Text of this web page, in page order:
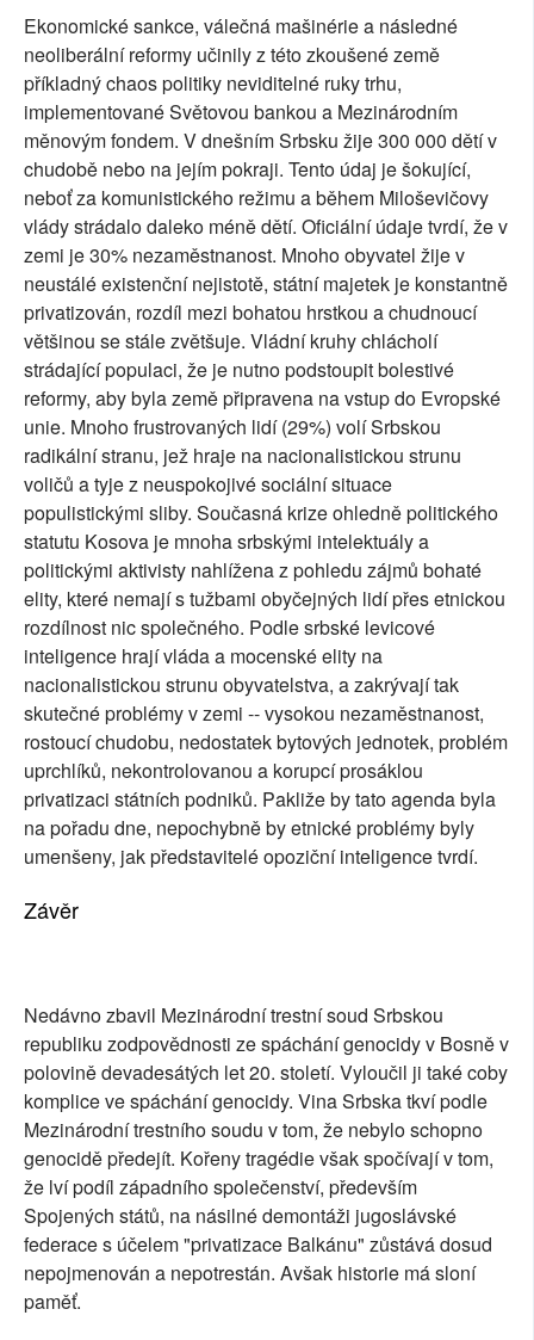
Ekonomické sankce, válečná mašinérie a následné
neoliberální reformy učinily z této zkoušené země
příkladný chaos politiky neviditelné ruky trhu,
implementované Světovou bankou a Mezinárodním
měnovým fondem. V dnešním Srbsku žije 300 000 dětí v
chudobě nebo na jejím pokraji. Tento údaj je šokující,
neboť za komunistického režimu a během Miloševičovy
vlády strádalo daleko méně dětí. Oficiální údaje tvrdí, že v
zemi je 30% nezaměstnanost. Mnoho obyvatel žije v
neustálé existenční nejistotě, státní majetek je konstantně
privatizován, rozdíl mezi bohatou hrstkou a chudnoucí
většinou se stále zvětšuje. Vládní kruhy chlácholí
strádající populaci, že je nutno podstoupit bolestivé
reformy, aby byla země připravena na vstup do Evropské
unie. Mnoho frustrovaných lidí (29%) volí Srbskou
radikální stranu, jež hraje na nacionalistickou strunu
voličů a tyje z neuspokojivé sociální situace
populistickými sliby. Současná krize ohledně politického
statutu Kosova je mnoha srbskými intelektuály a
politickými aktivisty nahlížena z pohledu zájmů bohaté
elity, které nemají s tužbami obyčejných lidí přes etnickou
rozdílnost nic společného. Podle srbské levicové
inteligence hrají vláda a mocenské elity na
nacionalistickou strunu obyvatelstva, a zakrývají tak
skutečné problémy v zemi -- vysokou nezaměstnanost,
rostoucí chudobu, nedostatek bytových jednotek, problém
uprchlíků, nekontrolovanou a korupcí prosáklou
privatizaci státních podniků. Pakliže by tato agenda byla
na pořadu dne, nepochybně by etnické problémy byly
umenšeny, jak představitelé opoziční inteligence tvrdí.
Závěr
Nedávno zbavil Mezinárodní trestní soud Srbskou
republiku zodpovědnosti ze spáchání genocidy v Bosně v
polovině devadesátých let 20. století. Vyloučil ji také coby
komplice ve spáchání genocidy. Vina Srbska tkví podle
Mezinárodní trestního soudu v tom, že nebylo schopno
genocidě předejít. Kořeny tragédie však spočívají v tom,
že lví podíl západního společenství, především
Spojených států, na násilné demontáži jugoslávské
federace s účelem "privatizace Balkánu" zůstává dosud
nepojmenován a nepotrestán. Avšak historie má sloní
paměť.